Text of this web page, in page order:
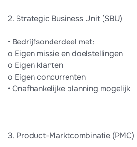
2. Strategic Business Unit (SBU)
• Bedrijfsonderdeel met:
o Eigen missie en doelstellingen
o Eigen klanten
o Eigen concurrenten
• Onafhankelijke planning mogelijk
3. Product-Marktcombinatie (PMC)